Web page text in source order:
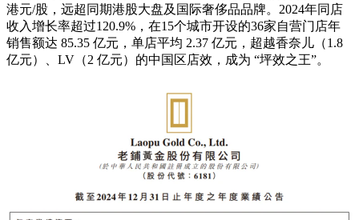
港元/股，远超同期港股大盘及国际奢侈品品牌。2024年同店
收入增长率超过120.9%，在15个城市开设的36家自营门店年
销售额达 85.35 亿元，单店平均 2.37 亿元，超越香奈儿（1.8
亿元）、LV（2 亿元）的中国区店效，成为 “坪效之王”。